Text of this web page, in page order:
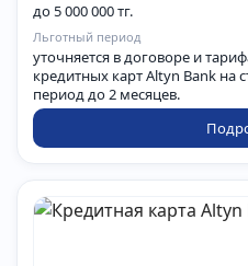
до 5 000 000 тг.
Льготный период
уточняется в договоре и
кредитных карт Altyn Bank на
период до 2 месяцев.